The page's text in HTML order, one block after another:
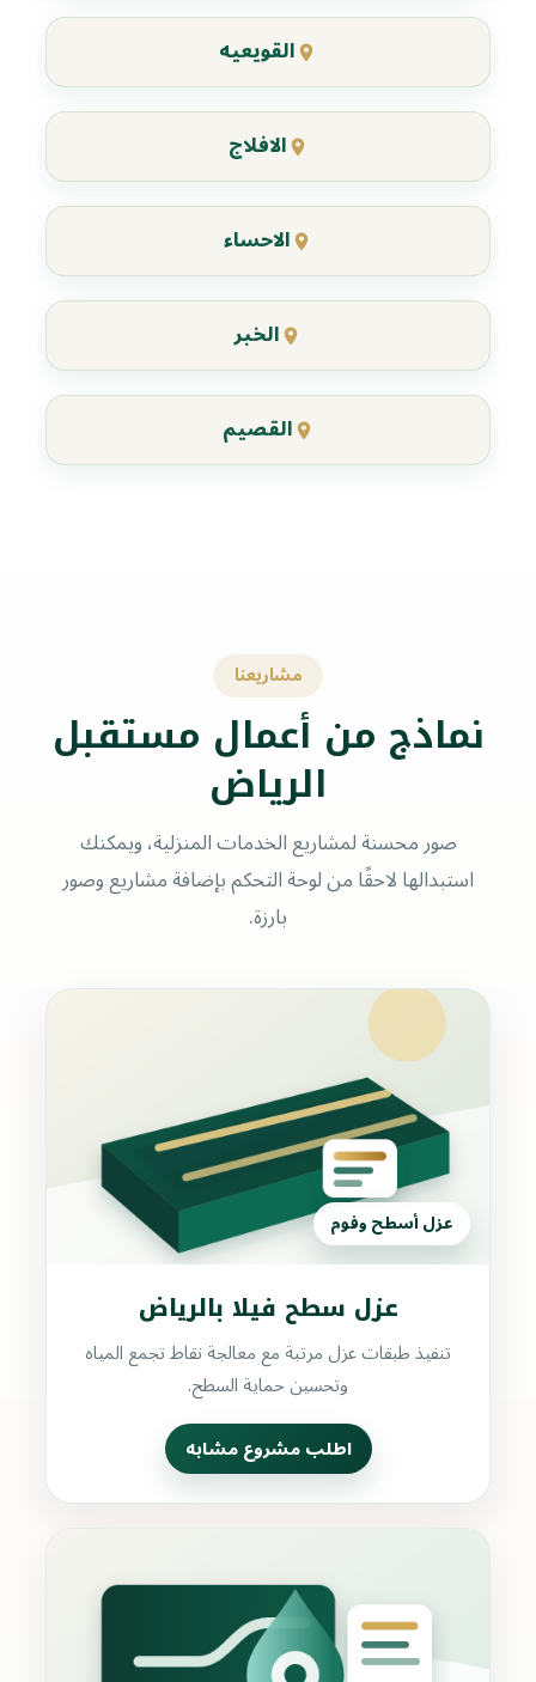
القويعيه
الافلاج
الاحساء
الخبر
القصيم
مشاريعنا
نماذج من أعمال مستقبل
الرياض
صور محسنة لمشاريع الخدمات المنزلية، ويمكنك
استبدالها لاحقًا من لوحة التحكم بإضافة مشاريع وصور
بارزة.
عزل أسطح وفوم
عزل سطح فيلا بالرياض
تنفيذ طبقات عزل مرتبة مع معالجة نقاط تجمع المياه
وتحسين حماية السطح.
اطلب مشروع مشابه